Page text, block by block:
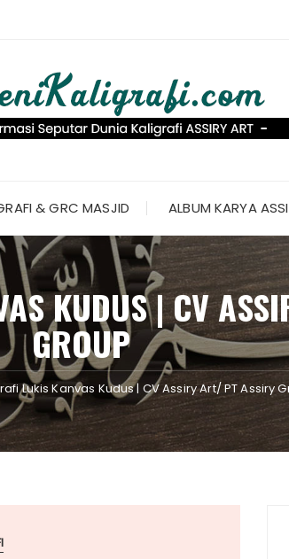
& GRC MASJID ALBUM KARYA
KUDUS | CV
GROUP
Lukis Kanvas Kudus | CV Assiry Art/ PT Assiry